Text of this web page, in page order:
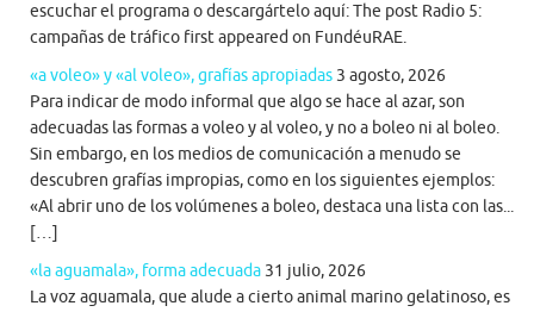
escuchar el programa o descargártelo aquí: The post Radio 5:
campañas de tráfico first appeared on FundéuRAE.
«a voleo» y «al voleo», grafías apropiadas 3 agosto, 2026
Para indicar de modo informal que algo se hace al azar, son
adecuadas las formas a voleo y al voleo, y no a boleo ni al boleo.
Sin embargo, en los medios de comunicación a menudo se
descubren grafías impropias, como en los siguientes ejemplos:
«Al abrir uno de los volúmenes a boleo, destaca una lista con las...
[…]
«la aguamala», forma adecuada 31 julio, 2026
La voz aguamala, que alude a cierto animal marino gelatinoso, es